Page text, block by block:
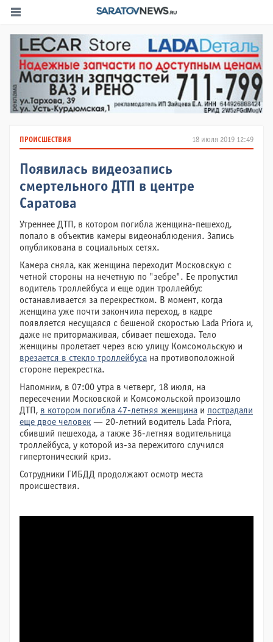
18 июля 2019 12:49
ПРОИСШЕСТВИЯ
Появилась видеозапись
смертельного ДТП в центре
Саратова
Утреннее ДТП, в котором погибла женщина-пешеход,
попало в объектив камеры видеонаблюдения. Запись
опубликована в социальных сетях.
Камера сняла, как женщина переходит Московскую с
четной стороны на нечетную по "зебре". Ее пропустил
водитель троллейбуса и еще один троллейбус
останавливается за перекрестком. В момент, когда
женщина уже почти закончила переход, в кадре
появляется несущаяся с бешеной скоростью Lada Priora и,
даже не притормаживая, сбивает пешехода. Тело
женщины пролетает через всю улицу Комсомольскую и
врезается в стекло троллейбуса на противоположной
стороне перекрестка.
Напомним, в 07:00 утра в четверг, 18 июля, на
пересечении Московской и Комсомольской произошло
ДТП, в котором погибла 47-летняя женщина и пострадали
еще двое человек — 20-летний водитель Lada Priora,
сбивший пешехода, а также 36-летняя водительница
троллейбуса, у которой из-за пережитого случился
гипертонический криз.
Сотрудники ГИБДД продолжают осмотр места
происшествия.